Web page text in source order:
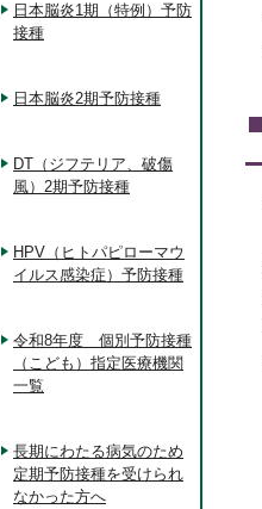
日本脳炎1期（特例）予防
接種
日本脳炎2期予防接種
DT（ジフテリア、破傷
風）2期予防接種
HPV（ヒトパピローマウ
イルス感染症）予防接種
令和8年度 個別予防接種
（こども）指定医療機関
一覧
長期にわたる病気のため
定期予防接種を受けられ
なかった方へ